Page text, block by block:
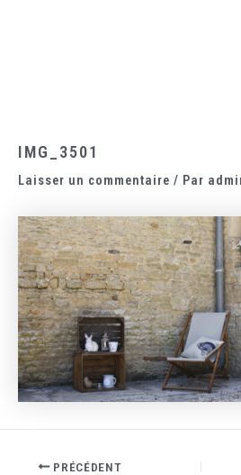
IMG_3501
Laisser un commentaire / Par
PRÉCÉDENT